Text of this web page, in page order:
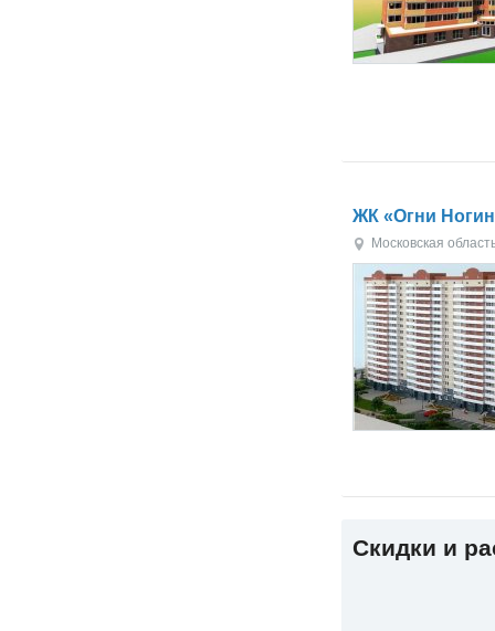
ЖК «Огни
Московская
Скидки и